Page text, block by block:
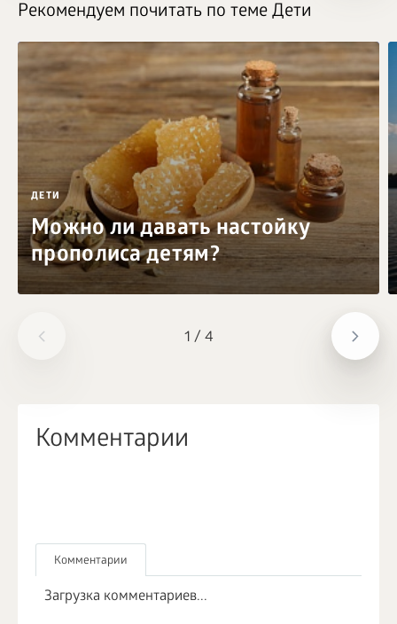
1 / 4
Рекомендуем почитать по теме Дети
ДЕТИ
Можно ли давать настойку
прополиса детям?
Комментарии
Комментарии
Загрузка комментариев...